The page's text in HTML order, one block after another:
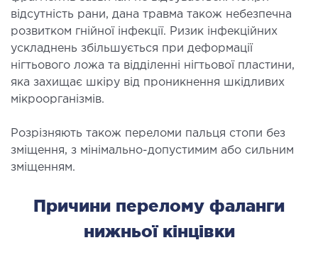
операції під контролем УЗД
ХІРУРГІЯ
інтенсивної терапії
стаціонар
відсутність рани, дана травма також небезпечна
розвитком гнійної інфекції. Ризик інфекційних
ускладнень збільшується при деформації
нігтьового ложа та відділенні нігтьової пластини,
яка захищає шкіру від проникнення шкідливих
мікроорганізмів.
Розрізняють також переломи пальця стопи без
зміщення, з мінімально-допустимим або сильним
зміщенням.
Причини перелому фаланги
нижньої кінцівки